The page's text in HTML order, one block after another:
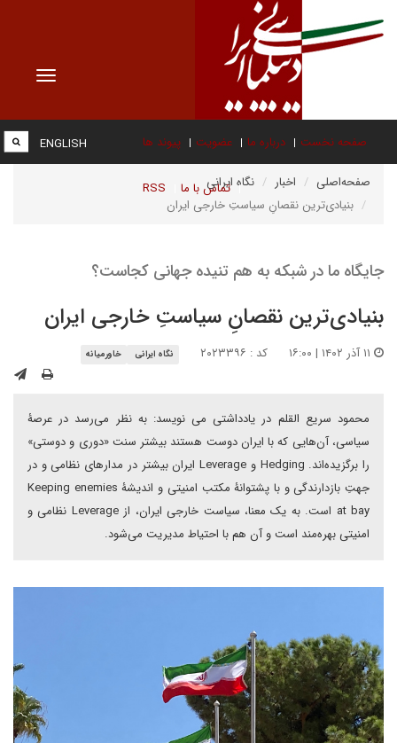
Toggle
صفحه نخست درباره ما عضویت پیوند ها
تماس با ما RSS
ENGLISH
صفحه‌اصلی اخبار
نگاه ایرانی
بنیادی‌ترین نقصانِ سیاستِ خارجی ایران
جایگاه ما در شبکه به هم تنیده جهانی کجاست؟
بنیادی‌ترین نقصانِ سیاستِ خارجی ایران
کد : ۲۰۲۳۳۹۶ نگاه ایرانی خاورمیانه
محمود سریع القلم در یادداشتی می نویسد: به نظر می‌رسد در عرصۀ
سیاسی، آن‌هایی که با ایران دوست هستند بیشتر سنت «دوری و دوستی»
را برگزیده‌اند. Hedging و Leverage ایران بیشتر در مدارهای نظامی و در
جهتِ بازدارندگی و با پشتوانۀ مکتب امنیتی و اندیشۀ Keeping enemies
at bay است. به یک معنا، سیاست خارجی ایران، از Leverage نظامی و
امنیتی بهره‌مند است و آن هم با احتیاط مدیریت می‌شود.